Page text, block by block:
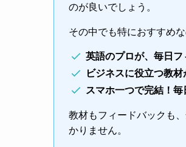
のが良いでしょう。
その中でも特におすすめな
英語のプロが、毎日
ビジネスに役立つ教
スマホ一つで完結！
教材もフィードバックも
かりません。